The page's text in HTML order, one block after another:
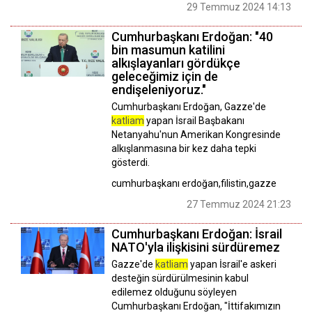
29 Temmuz 2024 14:13
Cumhurbaşkanı Erdoğan: "40
bin masumun katilini
alkışlayanları gördükçe
geleceğimiz için de
endişeleniyoruz."
Cumhurbaşkanı Erdoğan, Gazze'de
katliam yapan İsrail Başbakanı
Netanyahu'nun Amerikan Kongresinde
alkışlanmasına bir kez daha tepki
gösterdi.
cumhurbaşkanı erdoğan,filistin,gazze
27 Temmuz 2024 21:23
Cumhurbaşkanı Erdoğan: İsrail
NATO'yla ilişkisini sürdüremez
Gazze'de katliam yapan İsrail'e askeri
desteğin sürdürülmesinin kabul
edilemez olduğunu söyleyen
Cumhurbaşkanı Erdoğan, "İttifakımızın